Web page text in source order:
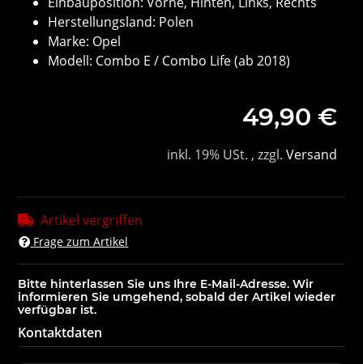
Herstellungsland: Polen
Marke: Opel
Modell: Combo E / Combo Life (ab 2018)
49,90 €
inkl. 19% USt. , zzgl. Versand
Artikel vergriffen
Frage zum Artikel
Bitte hinterlassen Sie uns Ihre E-Mail-Adresse. Wir
informieren Sie umgehend, sobald der Artikel wieder
verfügbar ist.
Kontaktdaten